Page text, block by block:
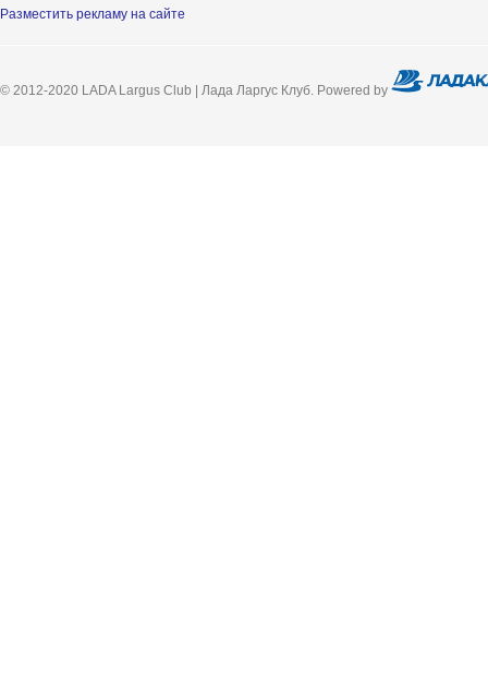
Разместить рекламу на сайте
© 2012-2020 LADA Largus Club | Лада Ларгус Клуб. Powered by